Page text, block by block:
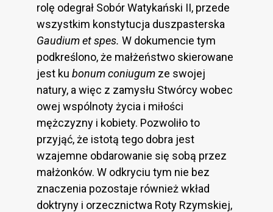
rolę odegrał Sobór Watykański II, przede
wszystkim konstytucja duszpasterska
Gaudium et spes. W dokumencie tym
podkreślono, że małżeństwo skierowane
jest ku bonum coniugum ze swojej
natury, a więc z zamysłu Stwórcy wobec
owej wspólnoty życia i miłości
mężczyzny i kobiety. Pozwoliło to
przyjąć, że istotą tego dobra jest
wzajemne obdarowanie się sobą przez
małżonków. W odkryciu tym nie bez
znaczenia pozostaje również wkład
doktryny i orzecznictwa Roty Rzymskiej,